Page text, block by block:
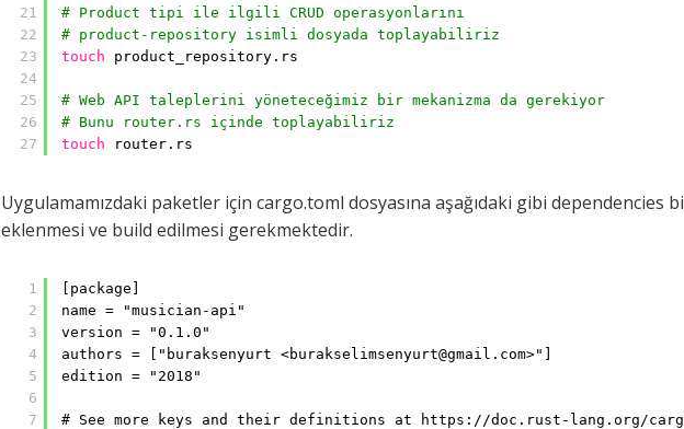
21
22
23
24
25
26
27
# Product tipi ile ilgili CRUD operasyonlarını
# product-repository isimli dosyada toplayabiliriz
touch
product_repository.rs
# Web API taleplerini yöneteceğimiz bir mekanizma da gerekiyor
# Bunu router.rs içinde toplayabiliriz
touch
router.rs
Uygulamamızdaki paketler için cargo.toml dosyasına aşağıdaki gibi dependencies
eklenmesi ve build edilmesi gerekmektedir.
1
2
3
4
5
6
7
[package]
name = "musician-api"
version = "0.1.0"
authors = ["buraksenyurt <burakselimsenyurt@gmail.com>"]
edition = "2018"
# See more keys and their definitions at https://doc.rust-lang.org/